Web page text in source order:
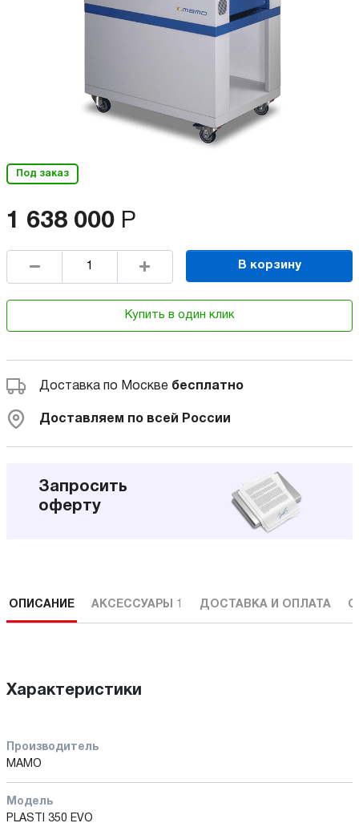
Под заказ
1 638 000 Р
В корзину
Купить в один клик
Доставка по Москве бесплатно
Доставляем по всей России
Запросить
оферту
ОПИСАНИЕ АКСЕССУАРЫ 1 ДОСТАВКА И ОПЛАТА
Характеристики
Производитель
MAMO
Модель
PLASTI 350 EVO